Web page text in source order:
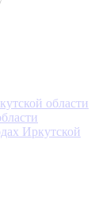
области
Иркутской